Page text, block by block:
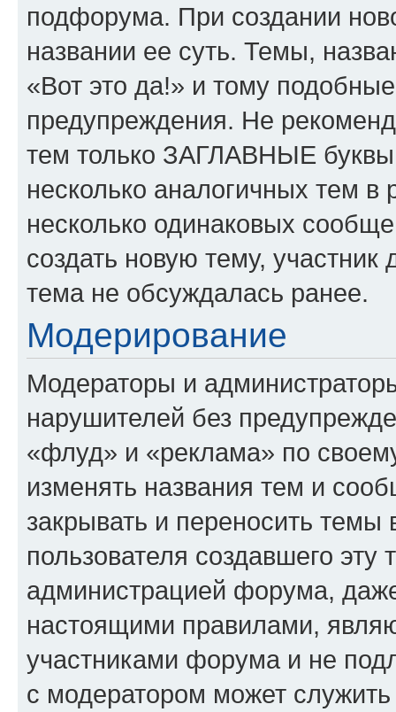
подфорума. При создании
названии ее суть. Темы,
«Вот это да!» и тому
предупреждения. Не
тем только ЗАГЛАВНЫЕ
несколько аналогичных тем
несколько одинаковых
создать новую тему,
тема не обсуждалась ранее.
Модерирование
Модераторы и
нарушителей без
«флуд» и «реклама» по
изменять названия тем и
закрывать и переносить
пользователя создавшего
администрацией форума,
настоящими правилами,
участниками форума и не
с модератором может